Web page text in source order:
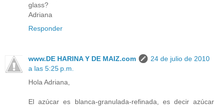
glass?
Adriana
Responder
www.DE HARINA Y DE MAIZ.com
24 de julio de 2010
a las 5:25 p.m.
Hola Adriana,
El azúcar es blanca-granulada-refinada, es decir azúcar